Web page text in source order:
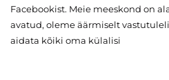
Facebookist. Meie meeskond on
avatud, oleme äärmiselt
aidata kõiki oma külalisi